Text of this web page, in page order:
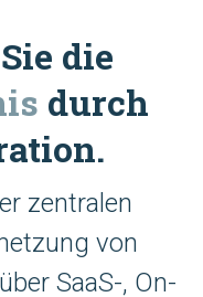
die
durch
zentralen
von
SaaS-, On-